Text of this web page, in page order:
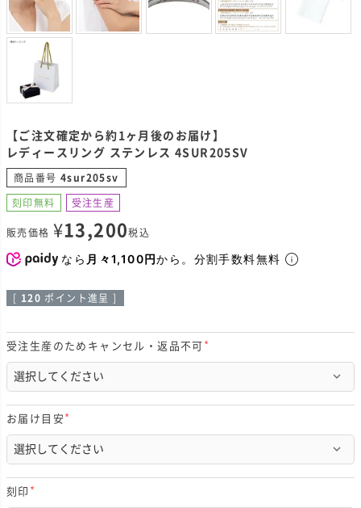
【ご注文確定から約1ヶ月後のお届け】
レディースリング ステンレス 4SUR205SV
商品番号 4sur205sv
刻印無料 受注生産
販売価格 ¥13,200税込
なら 月々1,100円から。分割手数料無料
[ 120 ポイント進呈 ]
受注生産のためキャンセル・返品不可
)
お届け目安
必
須
)
刻印